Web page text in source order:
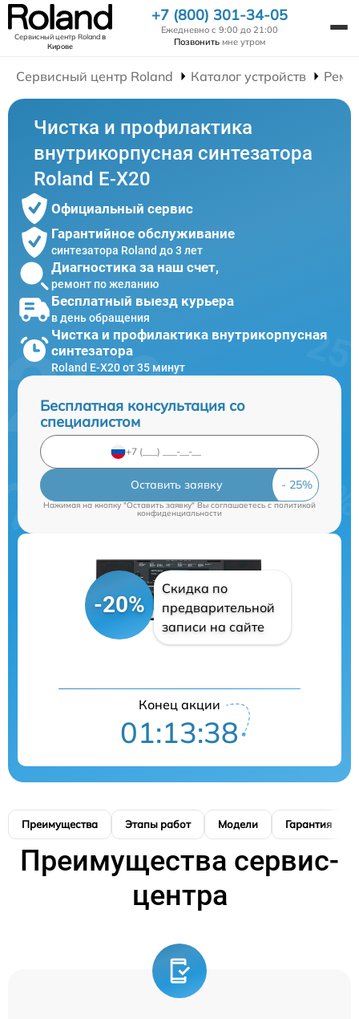
Сервисный центр Rolandв
Кирове
+7 (800) 301-34-05
Ежедневно с 9:00 до 21:00
Позвонить мне утром
Сервисный центр Roland Каталог устройств
Чистка и профилактика
внутрикорпусная синтезатора
Roland E-X20
Официальный сервис
Гарантийное обслуживание
синтезатора Roland до 3 лет
Диагностика за наш счет,
ремонт по желанию
Бесплатный выезд курьера
в день обращения
Чистка и профилактика внутрикорпусная
синтезатора
Roland E-X20 от 35 минут
Бесплатная консультация со
специалистом
Оставить заявку
Нажимая на кнопку "Оставить заявку" Вы соглашаетесь cполитикой
конфиденциальности
-20%
Скидка по
предварительной
записи на сайте
Конец акции
01:13:37
Преимущества Этапы работ Модели Гарантия
Преимущества сервис-
центра